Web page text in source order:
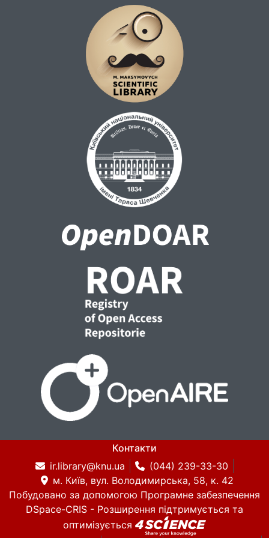
Ключові слова : державний переворот,
двірцевий переворот, військовий
переворот, бунт, змова, заколот, путч,
пронунсіаменто, захоплення влади,
революція, політичне насилля, політичний
конфлікт, політичне явище.
Контакти
ir.library@knu.ua
(044) 239-33-30
м. Київ, вул. Володимирська, 58, к. 42
Побудовано за допомогою Програмне забезпечення
DSpace-CRIS - Розширення підтримується та
оптимізується